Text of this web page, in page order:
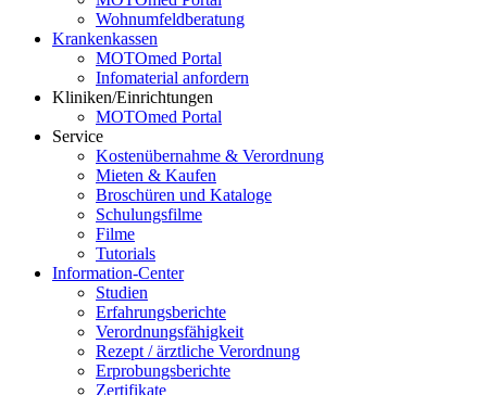
Wohnumfeldberatung
Krankenkassen
MOTOmed Portal
Infomaterial anfordern
Kliniken/Einrichtungen
MOTOmed Portal
Service
Kostenübernahme & Verordnung
Mieten & Kaufen
Broschüren und Kataloge
Schulungsfilme
Filme
Tutorials
Information-Center
Studien
Erfahrungsberichte
Verordnungsfähigkeit
Rezept / ärztliche Verordnung
Erprobungsberichte
Zertifikate